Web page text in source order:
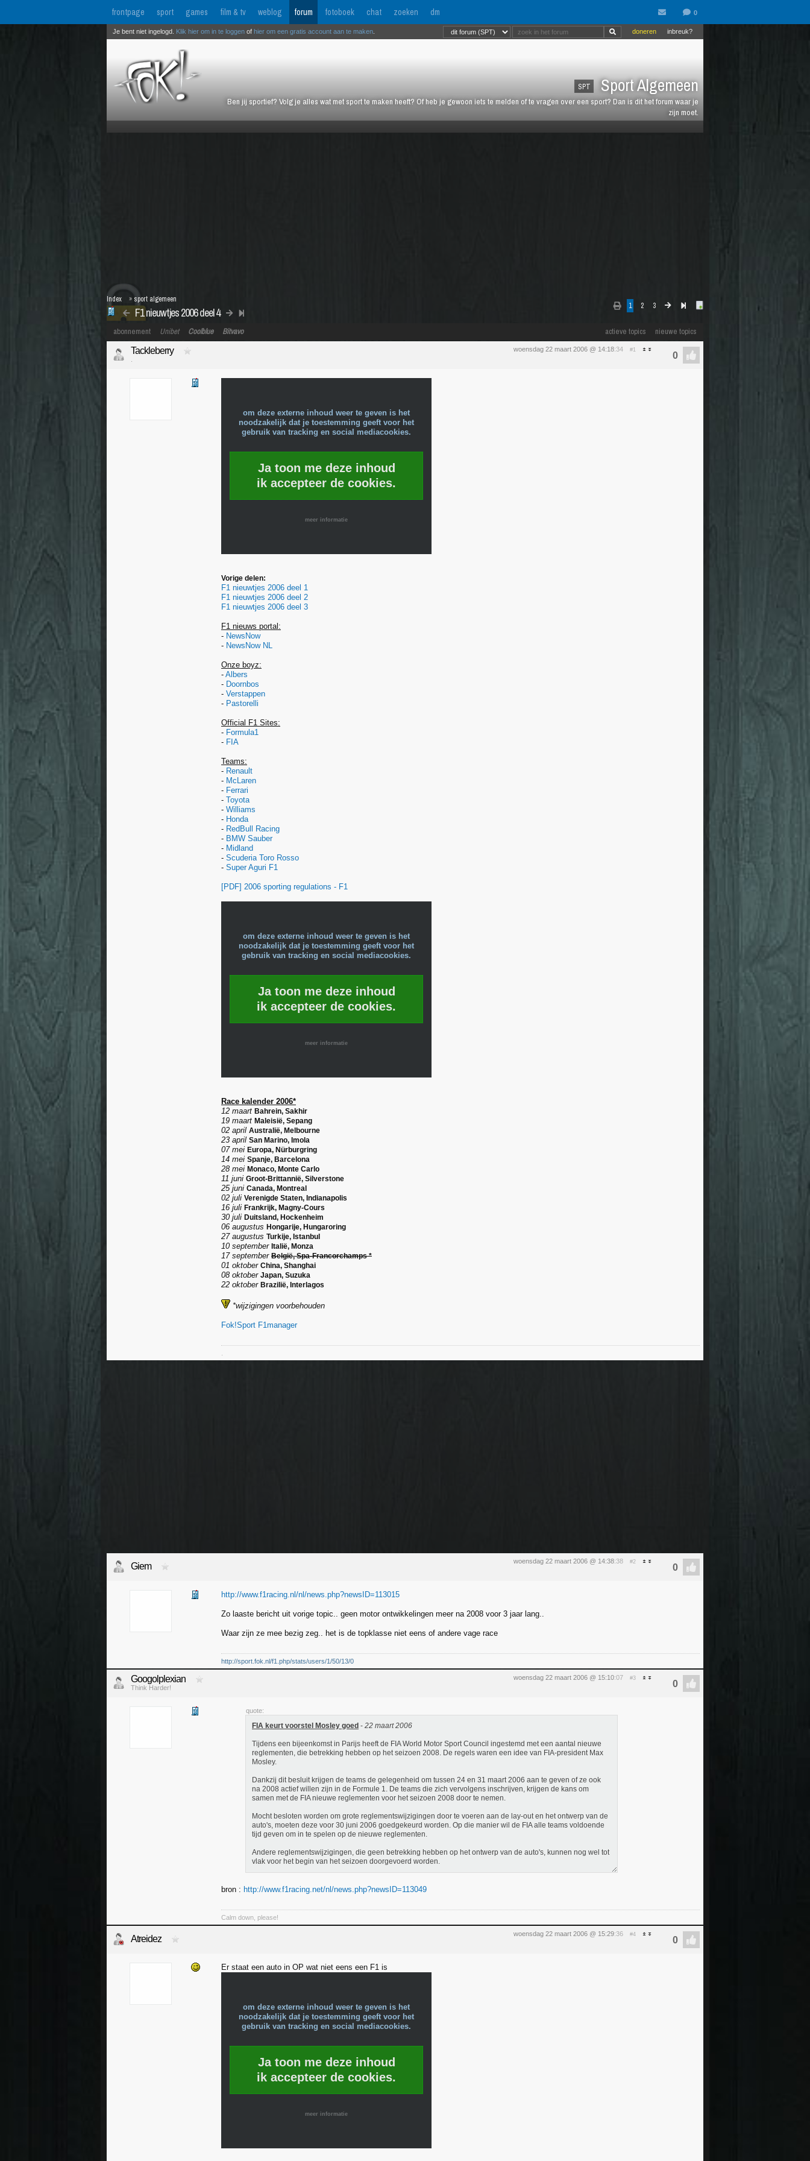
frontpage sport games film & tv weblog forum fotoboek chat zoeken dm
SPT Sport Algemeen
Ben jij sportief? Volg je alles wat met sport te maken heeft? Of heb je gewoon iets te melden of te vragen over een sport? Dan is dit het forum waar je
zijn moet.
inbreuk?
doneren
Je bent niet ingelogd. Klik hier om in te loggen of hier om een gratis account aan te maken
1 2 3
F1 nieuwtjes 2006 deel 4
Index » sport algemeen
actieve topics nieuwe topics
abonnement Unibet Coolblue Bitvavo
woensdag 22 maart 2006 @ 14:18:34 #1
Tackleberry
om deze externe inhoud weer te geven is het
noodzakelijk dat je toestemming geeft voor het
gebruik van tracking en social mediacookies.
Ja toon me deze inhoud
ik accepteer de cookies.
meer informatie
Vorige delen:
F1 nieuwtjes 2006 deel 1
F1 nieuwtjes 2006 deel 2
F1 nieuwtjes 2006 deel 3
F1 nieuws portal:
- NewsNow
- NewsNow NL
Onze boyz:
- Albers
- Doornbos
- Verstappen
- Pastorelli
Official F1 Sites:
- Formula1
- FIA
Teams:
- Renault
- McLaren
- Ferrari
- Toyota
- Williams
- Honda
- RedBull Racing
- BMW Sauber
- Midland
- Scuderia Toro Rosso
- Super Aguri F1
[PDF] 2006 sporting regulations - F1
om deze externe inhoud weer te geven is het
noodzakelijk dat je toestemming geeft voor het
gebruik van tracking en social mediacookies.
Ja toon me deze inhoud
ik accepteer de cookies.
meer informatie
Race kalender 2006*
12 maart Bahrein, Sakhir
19 maart Maleisië, Sepang
02 april Australië, Melbourne
23 april San Marino, Imola
07 mei Europa, Nürburgring
14 mei Spanje, Barcelona
28 mei Monaco, Monte Carlo
11 juni Groot-Brittannië, Silverstone
25 juni Canada, Montreal
02 juli Verenigde Staten, Indianapolis
16 juli Frankrijk, Magny-Cours
30 juli Duitsland, Hockenheim
06 augustus Hongarije, Hungaroring
27 augustus Turkije, Istanbul
10 september Italië, Monza
17 september België, Spa-Francorchamps *
01 oktober China, Shanghai
08 oktober Japan, Suzuka
22 oktober Brazilië, Interlagos
*wijzigingen voorbehouden
Fok!Sport F1manager
woensdag 22 maart 2006 @ 14:38:38 #2
Giem
http://www.f1racing.nl/nl/news.php?newsID=113015
Zo laaste bericht uit vorige topic.. geen motor ontwikkelingen meer na 2008 voor 3 jaar lang..
Waar zijn ze mee bezig zeg.. het is de topklasse niet eens of andere vage race
http://sport.fok.nl/f1.php/stats/users/1/50/13/0
woensdag 22 maart 2006 @ 15:10:07 #3
Googolplexian
Think Harder!
quote:
FIA keurt voorstel Mosley goed - 22 maart 2006
Tijdens een bijeenkomst in Parijs heeft de FIA World Motor Sport Council ingestemd met een aantal nieuwe
reglementen, die betrekking hebben op het seizoen 2008. De regels waren een idee van FIA-president Max
Mosley.
Dankzij dit besluit krijgen de teams de gelegenheid om tussen 24 en 31 maart 2006 aan te geven of ze ook
na 2008 actief willen zijn in de Formule 1. De teams die zich vervolgens inschrijven, krijgen de kans om
samen met de FIA nieuwe reglementen voor het seizoen 2008 door te nemen.
Mocht besloten worden om grote reglementswijzigingen door te voeren aan de lay-out en het ontwerp van de
auto's, moeten deze voor 30 juni 2006 goedgekeurd worden. Op die manier wil de FIA alle teams voldoende
tijd geven om in te spelen op de nieuwe reglementen.
Andere reglementswijzigingen, die geen betrekking hebben op het ontwerp van de auto's, kunnen nog wel tot
vlak voor het begin van het seizoen doorgevoerd worden.
bron : http://www.f1racing.net/nl/news.php?newsID=113049
Calm down, please!
woensdag 22 maart 2006 @ 15:29:36 #4
Atreidez
Er staat een auto in OP wat niet eens een F1 is
om deze externe inhoud weer te geven is het
noodzakelijk dat je toestemming geeft voor het
gebruik van tracking en social mediacookies.
Ja toon me deze inhoud
ik accepteer de cookies.
meer informatie